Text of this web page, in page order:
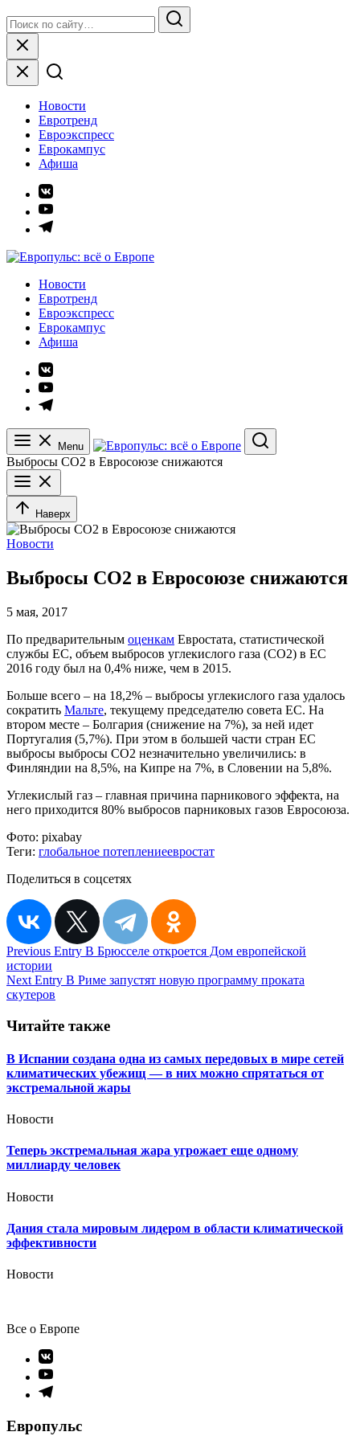
to
content
for:
Search
Close
Новости
Евротренд
Евроэкспресс
Еврокампус
Афиша
Элемент
меню
Элемент
меню
Элемент
Европульс: всё о Европе
Новости
Евротренд
Евроэкспресс
Еврокампус
Афиша
Элемент
меню
Элемент
меню
Элемент
Menu
Search
Выбросы CO2 в Евросоюзе снижаются
Наверх
Новости
Выбросы CO2 в Евросоюзе снижаются
5 мая, 2017
По предварительным оценкам Евростата, статистической
службы ЕС, объем выбросов углекислого газа (СО2) в ЕС
2016 году был на 0,4% ниже, чем в 2015.
Больше всего – на 18,2% – выбросы углекислого газа удалось
сократить Мальте, текущему председателю совета ЕС. На
втором месте – Болгария (снижение на 7%), за ней идет
Португалия (5,7%). При этом в большей части стран ЕС
выбросы выбросы СО2 незначительно увеличились: в
Финляндии на 8,5%, на Кипре на 7%, в Словении на 5,8%.
Углекислый газ – главная причина парникового эффекта, на
него приходится 80% выбросов парниковых газов Евросоюза.
Фото: pixabay
Теги: глобальное потеплениеевростат
Поделиться в соцсетях
Навигация
по
записям
Previous Entry В Брюсселе откроется Дом европейской
истории
Next Entry В Риме запустят новую программу проката
скутеров
Читайте также
В Испании создана одна из самых передовых в мире сетей
климатических убежищ — в них можно спрятаться от
экстремальной жары
Новости
Теперь экстремальная жара угрожает еще одному
миллиарду человек
Новости
Дания стала мировым лидером в области климатической
эффективности
Новости
Все о Европе
Элемент
меню
Элемент
меню
Элемент
Европульс